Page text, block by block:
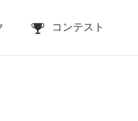
コンテスト